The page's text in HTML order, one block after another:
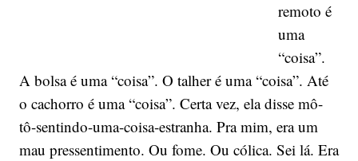
remoto é
uma
“coisa”.
A bolsa é uma “coisa”. O talher é uma “coisa”. Até
o cachorro é uma “coisa”. Certa vez, ela disse mô-
tô-sentindo-uma-coisa-estranha. Pra mim, era um
mau pressentimento. Ou fome. Ou cólica. Sei lá. Era